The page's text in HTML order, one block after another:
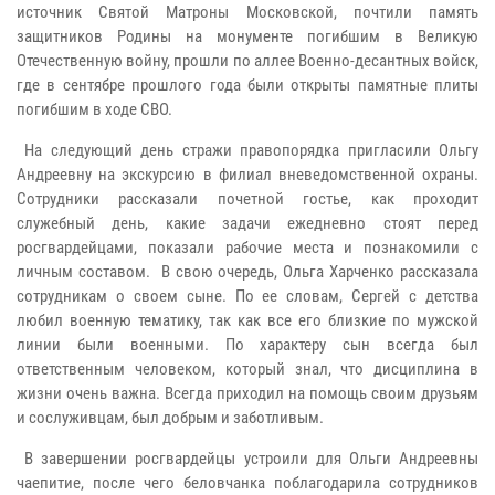
источник Святой Матроны Московской, почтили память
защитников Родины на монументе погибшим в Великую
Отечественную войну, прошли по аллее Военно-десантных войск,
где в сентябре прошлого года были открыты памятные плиты
погибшим в ходе СВО.
На следующий день стражи правопорядка пригласили Ольгу
Андреевну на экскурсию в филиал вневедомственной охраны.
Сотрудники рассказали почетной гостье, как проходит
служебный день, какие задачи ежедневно стоят перед
росгвардейцами, показали рабочие места и познакомили с
личным составом. В свою очередь, Ольга Харченко рассказала
сотрудникам о своем сыне. По ее словам, Сергей с детства
любил военную тематику, так как все его близкие по мужской
линии были военными. По характеру сын всегда был
ответственным человеком, который знал, что дисциплина в
жизни очень важна. Всегда приходил на помощь своим друзьям
и сослуживцам, был добрым и заботливым.
В завершении росгвардейцы устроили для Ольги Андреевны
чаепитие, после чего беловчанка поблагодарила сотрудников